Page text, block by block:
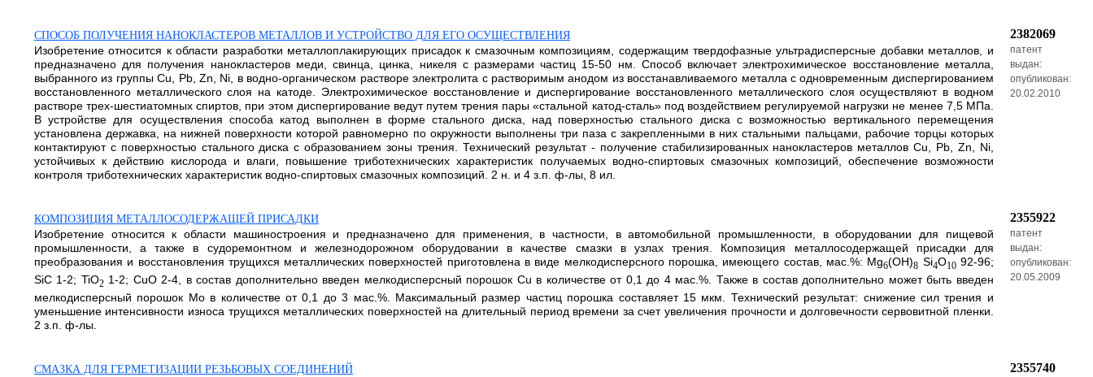
СПОСОБ ПОЛУЧЕНИЯ НАНОКЛАСТЕРОВ МЕТАЛЛОВ И УСТРОЙСТВО ДЛЯ ЕГО ОСУЩЕСТВЛЕНИЯ
Изобретение относится к области разработки металлоплакирующих присадок к смазочным композициям, содержащим твердофазные ультрадисперсные добавки металлов, и
предназначено для получения нанокластеров меди, свинца, цинка, никеля с размерами частиц 15-50 нм. Способ включает электрохимическое восстановление металла,
выбранного из группы Cu, Pb, Zn, Ni, в водно-органическом растворе электролита с растворимым анодом из восстанавливаемого металла с одновременным диспергированием
восстановленного металлического слоя на катоде. Электрохимическое восстановление и диспергирование восстановленного металлического слоя осуществляют в водном
растворе трех-шестиатомных спиртов, при этом диспергирование ведут путем трения пары «стальной катод-сталь» под воздействием регулируемой нагрузки не менее 7,5 МПа.
В устройстве для осуществления способа катод выполнен в форме стального диска, над поверхностью стального диска с возможностью вертикального перемещения
установлена державка, на нижней поверхности которой равномерно по окружности выполнены три паза с закрепленными в них стальными пальцами, рабочие торцы которых
контактируют с поверхностью стального диска с образованием зоны трения. Технический результат - получение стабилизированных нанокластеров металлов Cu, Pb, Zn, Ni,
устойчивых к действию кислорода и влаги, повышение триботехнических характеристик получаемых водно-спиртовых смазочных композиций, обеспечение возможности
контроля триботехнических характеристик водно-спиртовых смазочных композиций. 2 н. и 4 з.п. ф-лы, 8 ил.
2382069
патент
выдан:
опубликован:
20.02.2010
КОМПОЗИЦИЯ МЕТАЛЛОСОДЕРЖАЩЕЙ ПРИСАДКИ
Изобретение относится к области машиностроения и предназначено для применения, в частности, в автомобильной промышленности, в оборудовании для пищевой
промышленности, а также в судоремонтном и железнодорожном оборудовании в качестве смазки в узлах трения. Композиция металлосодержащей присадки для
преобразования и восстановления трущихся металлических поверхностей приготовлена в виде мелкодисперсного порошка, имеющего состав, мас.%: Mg6(OH)8 Si4O1092-96;
SiC 1-2; TiO21-2; CuO 2-4, в состав дополнительно введен мелкодисперсный порошок Cu в количестве от 0,1 до 4 мас.%. Также в состав дополнительно может быть введен
мелкодисперсный порошок Мо в количестве от 0,1 до 3 мас.%. Максимальный размер частиц порошка составляет 15 мкм. Технический результат: снижение сил трения и
уменьшение интенсивности износа трущихся металлических поверхностей на длительный период времени за счет увеличения прочности и долговечности сервовитной пленки.
2 з.п. ф-лы.
2355922
патент
выдан:
опубликован:
20.05.2009
СМАЗКА ДЛЯ ГЕРМЕТИЗАЦИИ РЕЗЬБОВЫХ СОЕДИНЕНИЙ 2355740